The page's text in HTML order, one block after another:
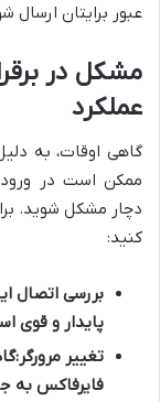
عبور برایتان ارسال
مشکل در
عملکرد
گاهی اوقات، به
ممکن است در ورود
دچار مشکل شوید.
کنید:
بررسی اتصال
پایدار و قوی
تغییر مرورگر:
فایرفاکس به